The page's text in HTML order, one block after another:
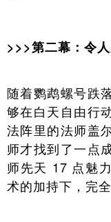
>>>第二幕：令
随着鹦鹉螺号跌
够在白天自由行
法阵里的法师盖
师才找到了一点
师先天 17 点魅
术的加持下，完